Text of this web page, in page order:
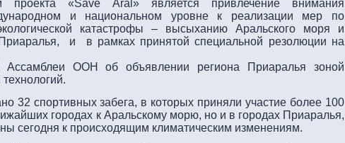
проекта «Save Aral» является привлечение внимания
и национальном уровне к реализации мер по
катастрофы – высыханию Аральского моря и
и в рамках принятой специальной резолюции на
Ассамблеи ООН об объявлении региона Приаралья зоной
32 спортивных забега, в которых приняли участие более 100
городах к Аральскому морю, но и в городах Приаралья,
сегодня к происходящим климатическим изменениям.